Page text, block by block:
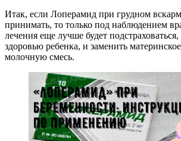
Итак, если Лоперамид при грудном
принимать, то только под наблюдением
лечения еще лучше будет
здоровью ребенка, и заменить
молочную смесь.